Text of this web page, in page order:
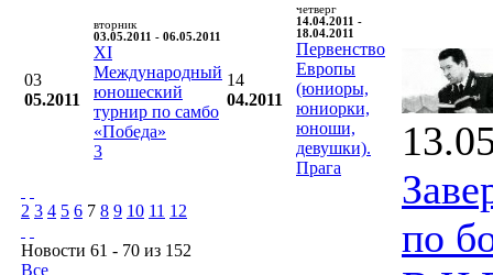
03
05.2011
вторник
03.05.2011 - 06.05.2011
XI
Международный
юношеский
турнир по самбо
«Победа»
3
14
04.2011
четверг
14.04.2011 -
18.04.2011
Первенство
Европы
(юниоры,
юниорки,
юноши,
девушки).
Прага
2 3 4 5 6 7 8 9 10 11 12
Новости 61 - 70 из 152
Все
по